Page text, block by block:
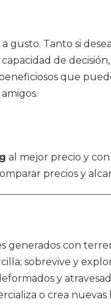
Tanto si
de
que
al mejor precio y
precios y
generados con
sobrevive y
y
o crea